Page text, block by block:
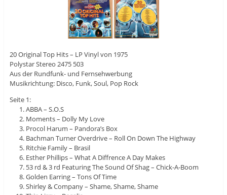
20 Original Top Hits – LP Vinyl von 1975
Polystar Stereo 2475 503
Aus der Rundfunk- und Fernsehwerbung
Musikrichtung: Disco, Funk, Soul, Pop Rock
Seite 1:
ABBA – S.O.S
Moments – Dolly My Love
Procol Harum – Pandora’s Box
Bachman Turner Overdrive – Roll On Down The Highway
Ritchie Family – Brasil
Esther Phillips – What A Diffrence A Day Makes
53 rd & 3 rd Featuring The Sound Of Shag – Chick-A-Boom
Golden Earring – Tons Of Time
Shirley & Company – Shame, Shame, Shame